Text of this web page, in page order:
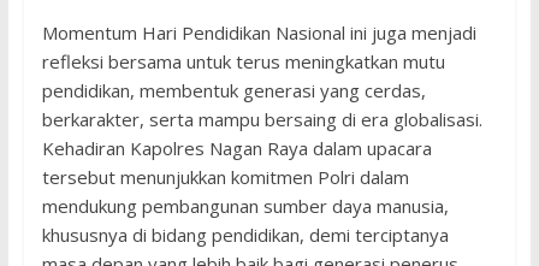
Momentum Hari Pendidikan Nasional ini juga menjadi
refleksi bersama untuk terus meningkatkan mutu
pendidikan, membentuk generasi yang cerdas,
berkarakter, serta mampu bersaing di era globalisasi.
Kehadiran Kapolres Nagan Raya dalam upacara
tersebut menunjukkan komitmen Polri dalam
mendukung pembangunan sumber daya manusia,
khususnya di bidang pendidikan, demi terciptanya